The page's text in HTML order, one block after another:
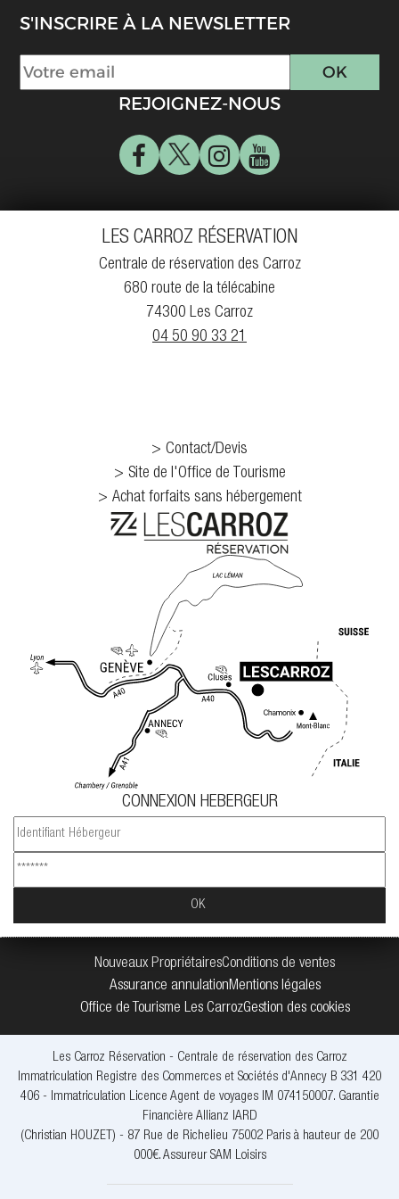
S'INSCRIRE À LA NEWSLETTER
REJOIGNEZ-NOUS
LES CARROZ RÉSERVATION
Centrale de réservation des Carroz
680 route de la télécabine
74300 Les Carroz
04 50 90 33 21
Contact/Devis
Site de l'Office de Tourisme
Achat forfaits sans hébergement
CONNEXION HEBERGEUR
Nouveaux PropriétairesConditions de ventes
Assurance annulationMentions légales
Office de Tourisme Les CarrozGestion des cookies
Les Carroz Réservation - Centrale de réservation des Carroz
Immatriculation Registre des Commerces et Sociétés d'Annecy B 331 420
406 - Immatriculation Licence Agent de voyages IM 074150007. Garantie
Financière Allianz IARD
(Christian HOUZET) - 87 Rue de Richelieu 75002 Paris à hauteur de 200
000€. Assureur SAM Loisirs